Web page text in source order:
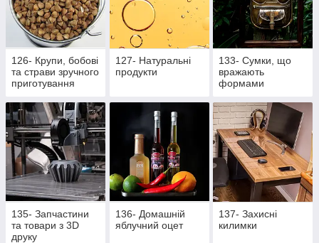
126- Крупи, бобові
та страви зручного
приготування
127- Натуральні
продукти
133- Сумки, що
вражають
формами
135- Запчастини
та товари з 3D
друку
136- Домашній
яблучний оцет
137- Захисні
килимки